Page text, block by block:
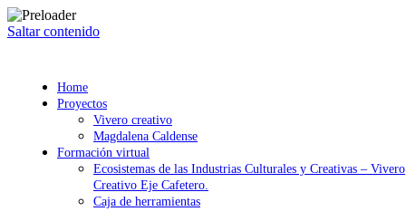
Saltar contenido
Home
Proyectos
Vivero creativo
Magdalena Caldense
Formación virtual
Ecosistemas de las Industrias Culturales y Creativas – Vivero
Creativo Eje Cafetero.
Caja de herramientas